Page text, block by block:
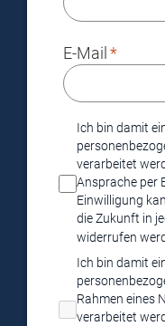
E-Mail
Ich bin damit
verarbeitet
Ansprache per
Einwilligung
die Zukunft in
widerrufen
Ich bin damit
Rahmen eines
verarbeitet